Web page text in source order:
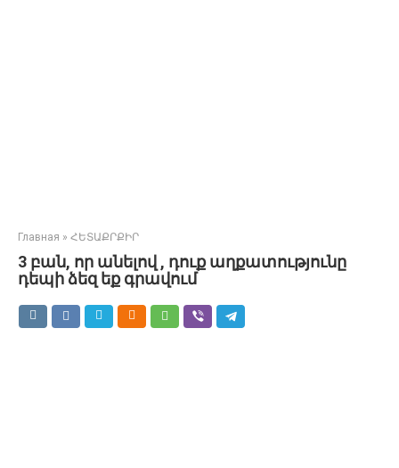
Главная » ՀԵՏԱՔՐՔԻՐ
3 բան, որ անելով , դուք աղքատությունը
դեպի ձեզ եք գրավում